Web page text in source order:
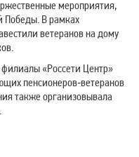
мероприятия,
Победы. В рамках
ветеранов на дому
«Россети Центр»
пенсионеров‑ветеранов
также организовывала